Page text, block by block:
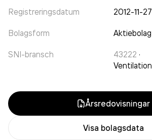
Registreringsdatum 2012-11-27
Bolagsform Aktiebolag
SNI-bransch 43222 ·
Årsredovisningar
Visa bolagsdata